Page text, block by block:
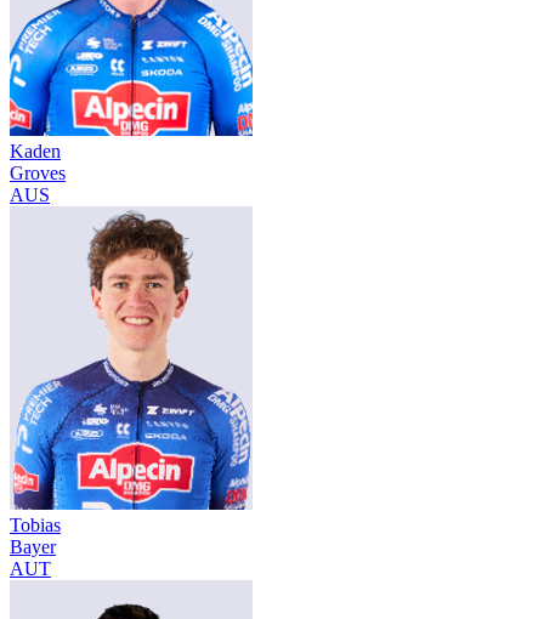
Kaden
Groves
AUS
Tobias
Bayer
AUT